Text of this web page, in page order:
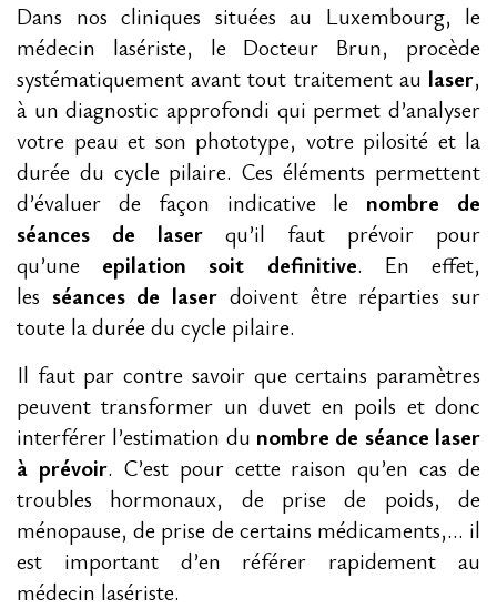
Dans nos cliniques situées au Luxembourg, le
médecin lasériste, le Docteur Brun, procède
systématiquement avant tout traitement au laser,
à un diagnostic approfondi qui permet d’analyser
votre peau et son phototype, votre pilosité et la
durée du cycle pilaire. Ces éléments permettent
d’évaluer de façon indicative le nombre de
séances de laser qu’il faut prévoir pour
qu’une epilation soit definitive. En effet,
les séances de laser doivent être réparties sur
toute la durée du cycle pilaire.
Il faut par contre savoir que certains paramètres
peuvent transformer un duvet en poils et donc
interférer l’estimation du nombre de séance laser
à prévoir. C’est pour cette raison qu’en cas de
troubles hormonaux, de prise de poids, de
ménopause, de prise de certains médicaments,… il
est important d’en référer rapidement au
médecin lasériste.